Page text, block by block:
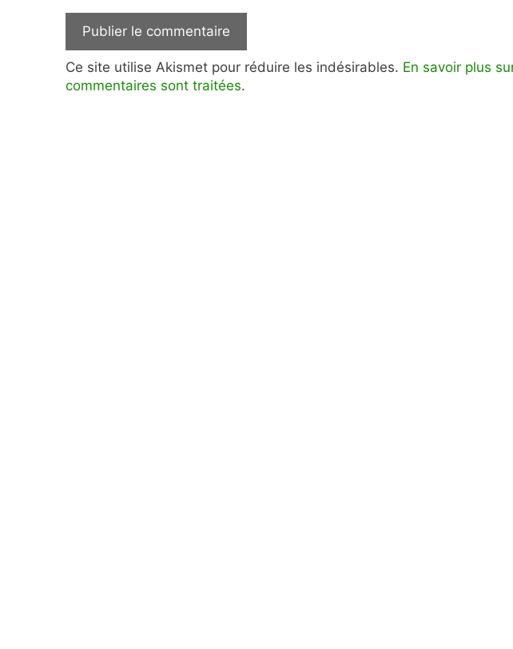
Ce site utilise Akismet pour réduire les indésirables. En savoir plus
commentaires sont traitées.